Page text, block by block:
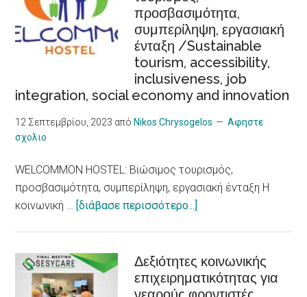
κίνδυνο
για
καρδιακά
προβλήματα,
δείχνει
νέα
έρευνα/
an
Increased
Risk
Problems,
New
προσβασιμότητα,
συμπερίληψη, εργασιακή
ένταξη /Sustainable
tourism, accessibility,
inclusiveness, job
integration, social economy and innovation
12 Σεπτεμβρίου, 2023 απόNikos Chrysogelos
Αφηστε
σχολιο
WELCOMMON HOSTEL: Βιώσιμος τουρισμός,
προσβασιμότητα, συμπερίληψη, εργασιακή ένταξη Η
κοινωνική … [διάβασε περισσότερο...]
Βιώσιμος
τουρισμός,
προσβασιμότητα,
Δεξιότητες κοινωνικής
επιχειρηματικότητας για